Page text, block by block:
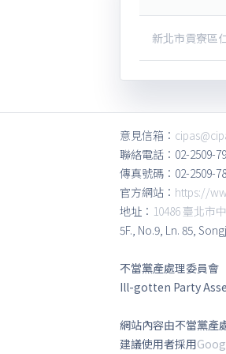
新北市貢寮區
意見信箱：
聯絡電話：02-2509-
傳真號碼：02-2509-
官方網站： https://
地址： 10486 臺北市
5F., No.9, Ln. 85,
不當黨產處理委員會
Ill-gotten Party
網站內容由不當黨產
建議使用者採用